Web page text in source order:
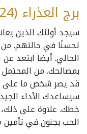
برج العذراء (24 أغسطس – 23 سبتمبر)
سيجد أولئك الذين
تحسنًا في حالتهم.
الحالي. أيضا ابتعد
بمصالحك. من
قد يصر شخص ما على
سيساعدك الأداء
خطك. علاوة على
الحب بجنون في